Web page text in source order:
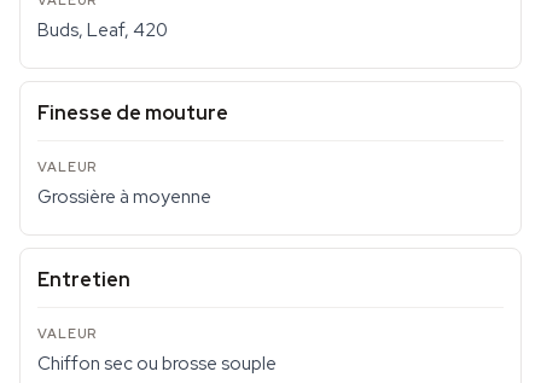
Buds, Leaf, 420
Finesse de mouture
Grossière à moyenne
Entretien
Chiffon sec ou brosse souple